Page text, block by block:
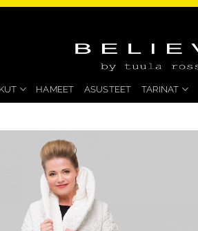
HAMEET ASUSTEET TARINAT